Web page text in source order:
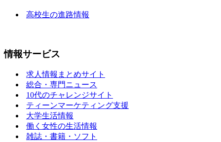
高校生の進路情報
情報サービス
求人情報まとめサイト
総合・専門ニュース
10代のチャレンジサイト
ティーンマーケティング支援
大学生活情報
働く女性の生活情報
雑誌・書籍・ソフト